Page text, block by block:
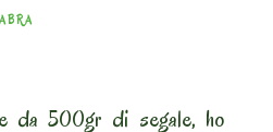
da 500gr di segale, ho